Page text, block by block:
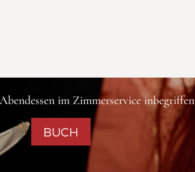
im Zimmerservice inbegriffen
BUCH